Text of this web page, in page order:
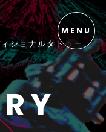
ショナルタトゥー：